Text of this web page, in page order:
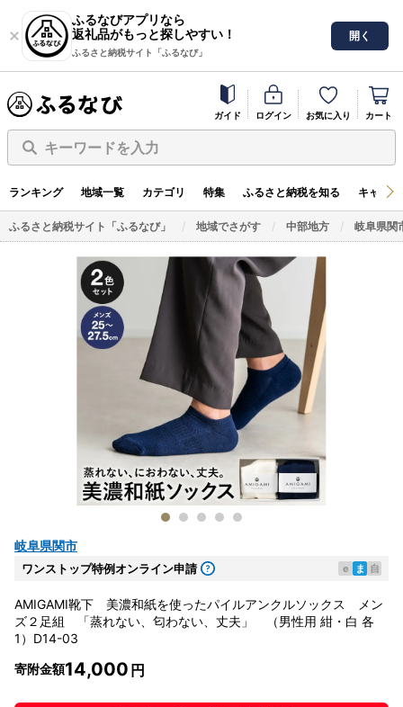
ふるなびアプリなら
返礼品がもっと探しやすい！
ふるさと納税サイト「ふるなび」
開く
ガイド ログイン お気に入り カート
キーワードを入力
ランキング 地域一覧 カテゴリ 特集 ふるさと納税を知る キャン
ふるさと納税サイト「ふるなび」 地域でさがす 中部地方 岐阜県関
岐阜県関市
ワンストップ特例オンライン申請 e ま 自
AMIGAMI靴下 美濃和紙を使ったパイルアンクルソックス メン
ズ２足組 「蒸れない、匂わない、丈夫」 （男性用 紺・白 各
1）D14-03
寄附金額14,000